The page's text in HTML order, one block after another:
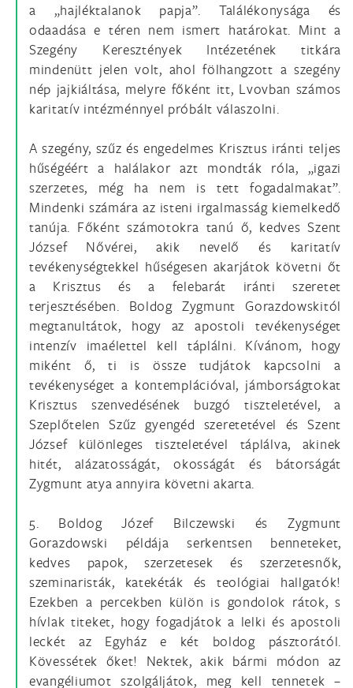
a „hajléktalanok papja”. Találékonysága és
odaadása e téren nem ismert határokat. Mint a
Szegény Keresztények Intézetének titkára
mindenütt jelen volt, ahol fölhangzott a szegény
nép jajkiáltása, melyre főként itt, Lvovban számos
karitatív intézménnyel próbált válaszolni.
A szegény, szűz és engedelmes Krisztus iránti teljes
hűségéért a halálakor azt mondták róla, „igazi
szerzetes, még ha nem is tett fogadalmakat”.
Mindenki számára az isteni irgalmasság kiemelkedő
tanúja. Főként számotokra tanú ő, kedves Szent
József Nővérei, akik nevelő és karitatív
tevékenységtekkel hűségesen akarjátok követni őt
a Krisztus és a felebarát iránti szeretet
terjesztésében. Boldog Zygmunt Gorazdowskitól
megtanultátok, hogy az apostoli tevékenységet
intenzív imaélettel kell táplálni. Kívánom, hogy
miként ő, ti is össze tudjátok kapcsolni a
tevékenységet a kontemplációval, jámborságtokat
Krisztus szenvedésének buzgó tiszteletével, a
Szeplőtelen Szűz gyengéd szeretetével és Szent
József különleges tiszteletével táplálva, akinek
hitét, alázatosságát, okosságát és bátorságát
Zygmunt atya annyira követni akarta.
5. Boldog Józef Bilczewski és Zygmunt
Gorazdowski példája serkentsen benneteket,
kedves papok, szerzetesek és szerzetesnők,
szeminaristák, katekéták és teológiai hallgatók!
Ezekben a percekben külön is gondolok rátok, s
hívlak titeket, hogy fogadjátok a lelki és apostoli
leckét az Egyház e két boldog pásztorától.
Kövessétek őket! Nektek, akik bármi módon az
evangéliumot szolgáljátok, meg kell tennetek –